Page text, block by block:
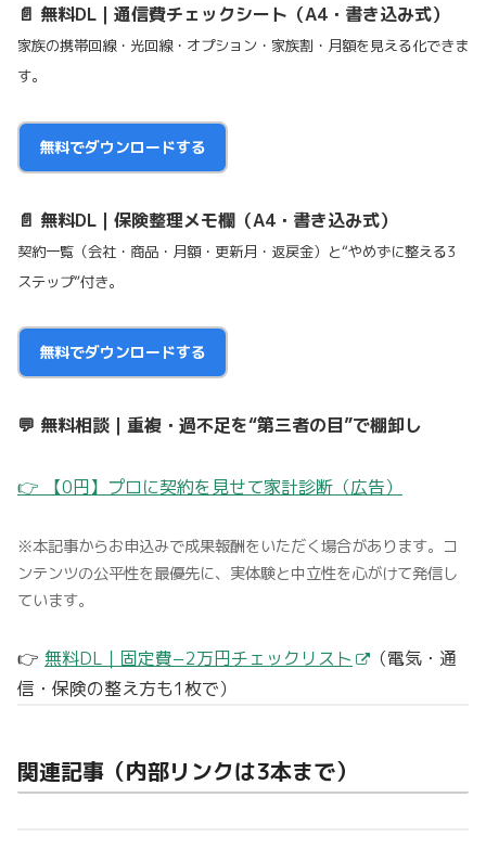
📄 無料DL｜通信費チェックシート（A4・書き込み式）
家族の携帯回線・光回線・オプション・家族割・月額を見える化できま
す。
無料でダウンロードする
📄 無料DL｜保険整理メモ欄（A4・書き込み式）
契約一覧（会社・商品・月額・更新月・返戻金）と“やめずに整える3
ステップ”付き。
無料でダウンロードする
💬 無料相談｜重複・過不足を“第三者の目”で棚卸し
👉 【0円】プロに契約を見せて家計診断（広告）
※本記事からお申込みで成果報酬をいただく場合があります。コ
ンテンツの公平性を最優先に、実体験と中立性を心がけて発信し
ています。
👉 無料DL｜固定費−2万円チェックリスト
（電気・通
信・保険の整え方も1枚で）
関連記事（内部リンクは3本まで）